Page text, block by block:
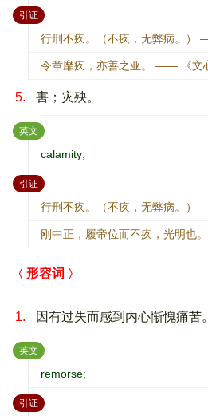
引证：
行刑不疚。（不疚，无弊病。）
令章靡疚，亦善之亚。 —— 《文
5. 害；灾殃。
英文 ：
calamity;
引证：
行刑不疚。（不疚，无弊病。）
刚中正，履帝位而不疚，光明也
形容词
1. 因有过失而感到内心惭愧痛苦。
英文 ：
remorse;
引证：